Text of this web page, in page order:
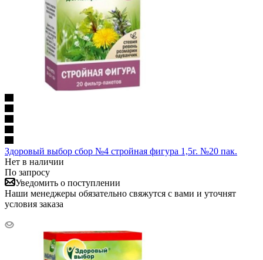
Здоровый выбор сбор №4 стройная фигура 1,5г. №20 пак.
Нет в наличии
По запросу
Уведомить о поступлении
Наши менеджеры обязательно свяжутся с вами и уточнят
условия заказа